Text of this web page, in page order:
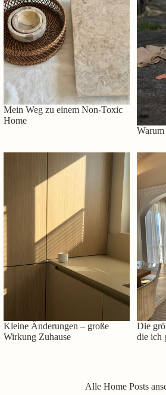
Mein Weg zu einem Non-Toxic
Home
Kleine Änderungen – große
Wirkung Zuhause
Die
die ich
Alle Home Posts